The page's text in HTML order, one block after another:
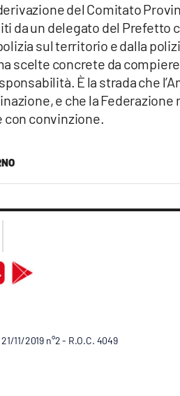
del Comitato
da un delegato del Prefetto
sul territorio e dalla
scelte concrete da
È la strada che
e che la
con convinzione.
11/2019 n°2 - R.O.C. 4049